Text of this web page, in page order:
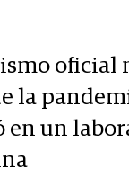
oficial
la
en un